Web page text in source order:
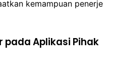
kemampuan penerje
pada Aplikasi Pihak